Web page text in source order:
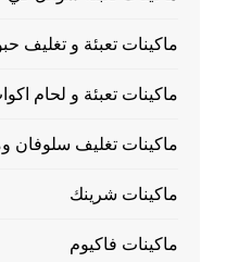
ماكينات تعبئة و تغليف
ماكينات تعبئة و لحام
ماكينات تغليف سلوفان
ماكينات شرينك
ماكينات فاكيوم